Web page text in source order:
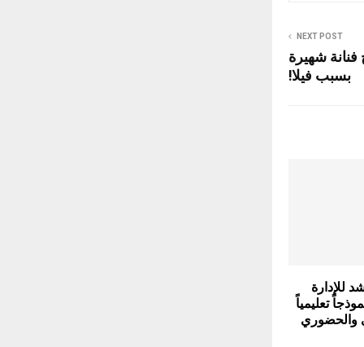
NEXT POST
شهيرة
بسبب فيلا!
للإدارة
تعليمياً
والحضوري